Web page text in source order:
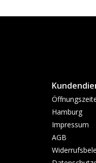
Hamburg
Impressum
AGB